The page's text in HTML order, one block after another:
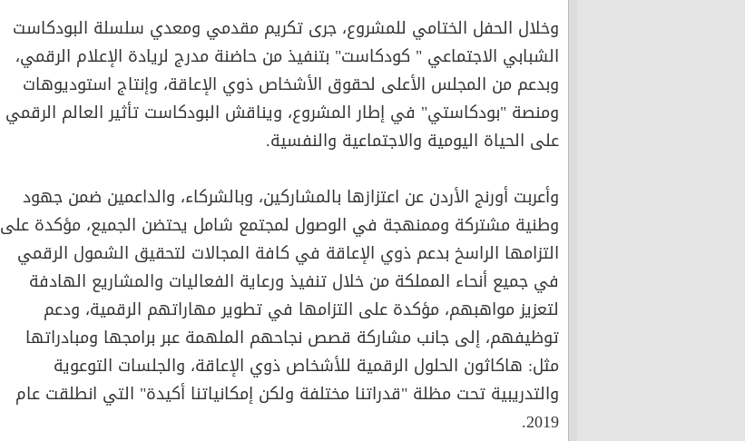
وخلال الحفل الختامي للمشروع، جرى تكريم مقدمي ومعدي سلسلة البودكاست
الشبابي الاجتماعي " كودكاست" بتنفيذ من حاضنة مدرج لريادة الإعلام الرقمي،
وبدعم من المجلس الأعلى لحقوق الأشخاص ذوي الإعاقة، وإنتاج استوديوهات
ومنصة "بودكاستي" في إطار المشروع، ويناقش البودكاست تأثير العالم الرقمي
على الحياة اليومية والاجتماعية والنفسية.
وأعربت أورنج الأردن عن اعتزازها بالمشاركين، وبالشركاء، والداعمين ضمن جهود
وطنية مشتركة وممنهجة في الوصول لمجتمع شامل يحتضن الجميع، مؤكدة على
التزامها الراسخ بدعم ذوي الإعاقة في كافة المجالات لتحقيق الشمول الرقمي
في جميع أنحاء المملكة من خلال تنفيذ ورعاية الفعاليات والمشاريع الهادفة
لتعزيز مواهبهم، مؤكدة على التزامها في تطوير مهاراتهم الرقمية، ودعم
توظيفهم، إلى جانب مشاركة قصص نجاحهم الملهمة عبر برامجها ومبادراتها
مثل: هاكاثون الحلول الرقمية للأشخاص ذوي الإعاقة، والجلسات التوعوية
والتدريبية تحت مظلة "قدراتنا مختلفة ولكن إمكانياتنا أكيدة" التي انطلقت عام
2019.